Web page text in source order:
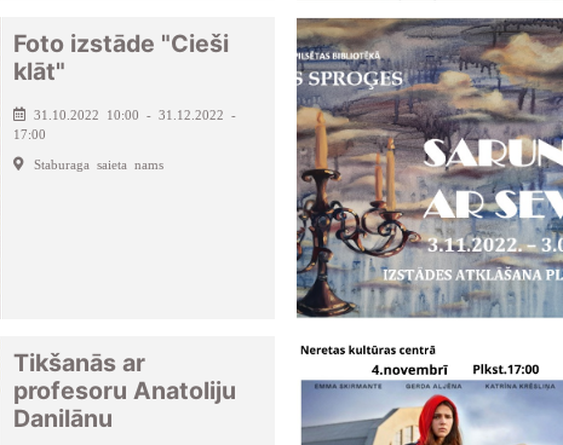
Foto izstāde "Cieši
klāt"
31.10.2022 10:00 - 31.12.2022 -
17:00
Staburaga saieta nams
Tikšanās ar
profesoru Anatoliju
Danilānu